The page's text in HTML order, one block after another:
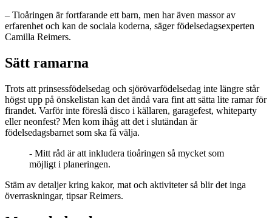
– Tioåringen är fortfarande ett barn, men har även massor av
erfarenhet och kan de sociala koderna, säger födelsedagsexperten
Camilla Reimers.
Sätt ramarna
Trots att prinsessfödelsedag och sjörövarfödelsedag inte längre står
högst upp på önskelistan kan det ändå vara fint att sätta lite ramar för
firandet. Varför inte föreslå disco i källaren, garagefest, whiteparty
eller neonfest? Men kom ihåg att det i slutändan är
födelsedagsbarnet som ska få välja.
- Mitt råd är att inkludera tioåringen så mycket som
möjligt i planeringen.
Stäm av detaljer kring kakor, mat och aktiviteter så blir det inga
överraskningar, tipsar Reimers.